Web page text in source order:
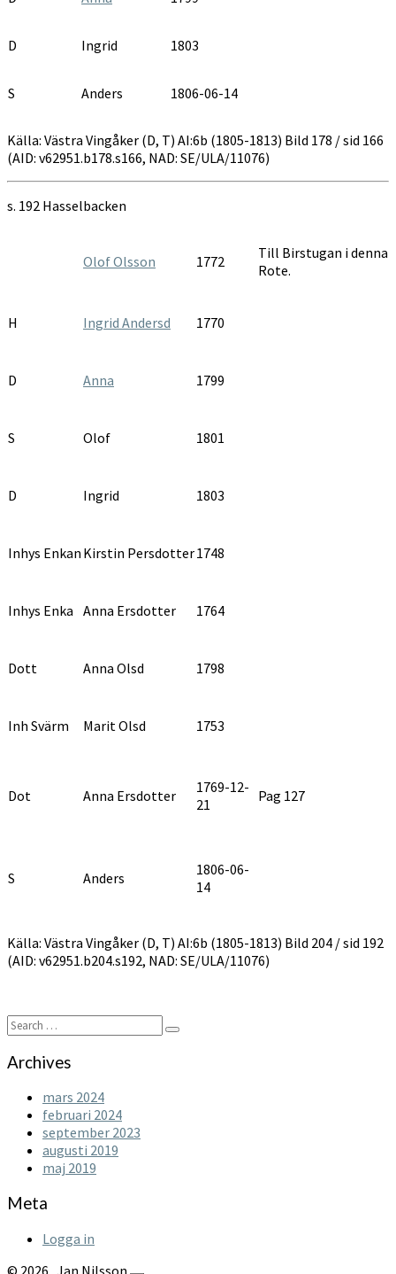
D Ingrid 1803
S Anders 1806-06-14
Källa: Västra Vingåker (D, T) AI:6b (1805-1813) Bild 178 / sid 166
(AID: v62951.b178.s166, NAD: SE/ULA/11076)
s. 192 Hasselbacken
Olof Olsson 1772
Till Birstugan i denna
Rote.
H Ingrid Andersd 1770
D Anna 1799
S Olof 1801
D Ingrid 1803
Inhys Enkan Kirstin Persdotter1748
Inhys Enka Anna Ersdotter 1764
Dott Anna Olsd 1798
Inh Svärm Marit Olsd 1753
Dot Anna Ersdotter
1769-12-
21
Pag 127
S Anders
1806-06-
14
Källa: Västra Vingåker (D, T) AI:6b (1805-1813) Bild 204 / sid 192
(AID: v62951.b204.s192, NAD: SE/ULA/11076)
Search
for:
Search
Archives
mars 2024
februari 2024
september 2023
augusti 2019
maj 2019
Meta
Logga in
© 2026 Jan Nilsson